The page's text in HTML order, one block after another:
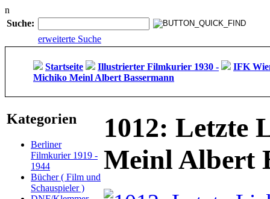
n
Suche:
erweiterte Suche
Startseite Illustrierter Filmkurier 1930 -
IFK
Michiko Meinl Albert Bassermann
Kategorien
Berliner
Filmkurier 1919 -
1944
Bücher ( Film und
Schauspieler )
1012: Letzte
Meinl Albert